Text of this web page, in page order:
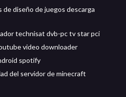
diseño de juegos descarga
technisat dvb-pc tv star pci
video downloader
spotify
del servidor de minecraft